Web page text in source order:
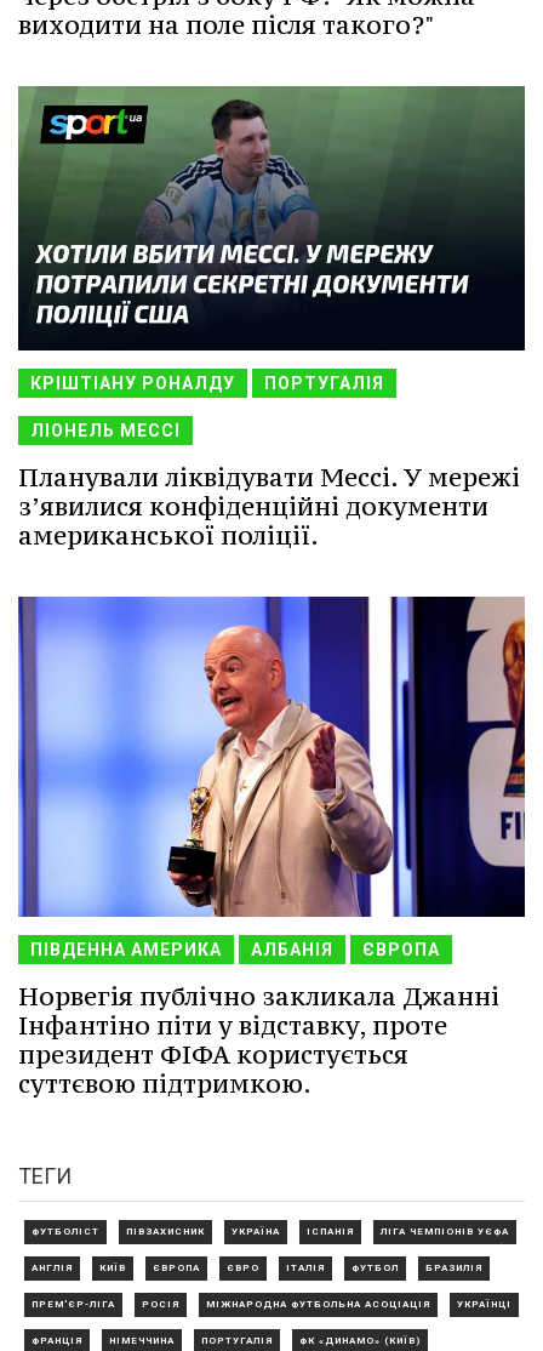
виходити на поле після такого?"
КРІШТІАНУ РОНАЛДУ ПОРТУГАЛІЯ
ЛІОНЕЛЬ МЕССІ
Планували ліквідувати Мессі. У мережі
з’явилися конфіденційні документи
американської поліції.
ПІВДЕННА АМЕРИКА АЛБАНІЯ ЄВРОПА
Норвегія публічно закликала Джанні
Інфантіно піти у відставку, проте
президент ФІФА користується
суттєвою підтримкою.
ТЕГИ
ФУТБОЛІСТ ПІВЗАХИСНИК УКРАЇНА ІСПАНІЯ ЛІГА ЧЕМПІОНІВ УЄФА
АНГЛІЯ КИЇВ ЄВРОПА ЄВРО ІТАЛІЯ ФУТБОЛ БРАЗИЛІЯ
ПРЕМ'ЄР-ЛІГА РОСІЯ МІЖНАРОДНА ФУТБОЛЬНА АСОЦІАЦІЯ УКРАЇНЦІ
ФРАНЦІЯ НІМЕЧЧИНА ПОРТУГАЛІЯ ФК «ДИНАМО» (КИЇВ)